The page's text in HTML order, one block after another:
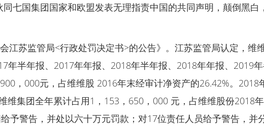
七国集团国家和欧盟发表无理指责中国的共同声明，颠倒黑
江苏监管局<行政处罚决定书>的公告》。江苏监管局认定，维
年半年报、2017年年报、2018年半年报、2018年年报、2019
，000元，占维维股 2016年末经审计净资产的26.42%。
集团全年累计占用1，153，650，000 元，占维维股份2018
警告，并处以六十万元罚款；对17位责任人员给予警告，并